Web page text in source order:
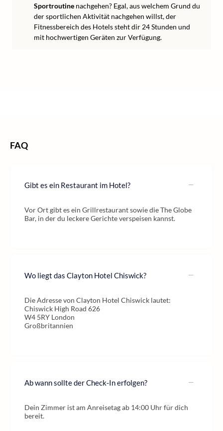
Sportroutine nachgehen? Egal, aus welchem Grund du
der sportlichen Aktivität nachgehen willst, der
Fitnessbereich des Hotels steht dir 24 Stunden und
mit hochwertigen Geräten zur Verfügung.
FAQ
Gibt es ein Restaurant im Hotel?
Vor Ort gibt es ein Grillrestaurant sowie die The Globe
Bar, in der du leckere Gerichte verspeisen kannst.
Wo liegt das Clayton Hotel Chiswick?
Die Adresse von Clayton Hotel Chiswick lautet:
Chiswick High Road 626
W4 5RY London
Großbritannien
Ab wann sollte der Check-In erfolgen?
Dein Zimmer ist am Anreisetag ab 14:00 Uhr für dich
bereit.